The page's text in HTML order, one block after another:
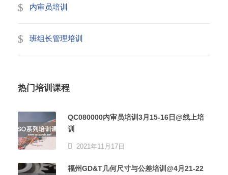
内审员培训
班组长管理培训
热门培训课程
QC080000内审员培训3月15-16日@线上培
训
2021年11月17日
福州GD&T几何尺寸与公差培训@4月21-22